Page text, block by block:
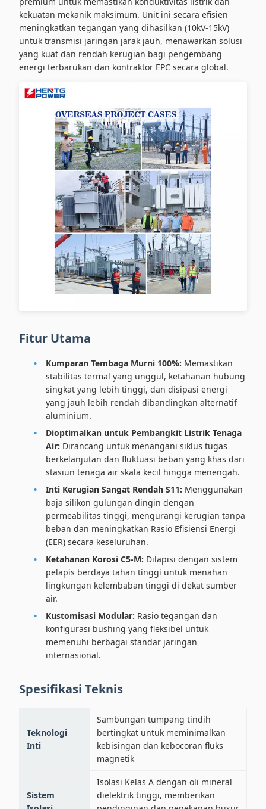
kekuatan mekanik maksimum. Unit ini secara efisien
meningkatkan tegangan yang dihasilkan (10kV-15kV)
untuk transmisi jaringan jarak jauh, menawarkan solusi
yang kuat dan rendah kerugian bagi pengembang
energi terbarukan dan kontraktor EPC secara global.
Fitur Utama
Kumparan Tembaga Murni 100%: Memastikan
stabilitas termal yang unggul, ketahanan hubung
singkat yang lebih tinggi, dan disipasi energi
yang jauh lebih rendah dibandingkan alternatif
aluminium.
Dioptimalkan untuk Pembangkit Listrik Tenaga
Air: Dirancang untuk menangani siklus tugas
berkelanjutan dan fluktuasi beban yang khas dari
stasiun tenaga air skala kecil hingga menengah.
Inti Kerugian Sangat Rendah S11: Menggunakan
baja silikon gulungan dingin dengan
permeabilitas tinggi, mengurangi kerugian tanpa
beban dan meningkatkan Rasio Efisiensi Energi
(EER) secara keseluruhan.
Ketahanan Korosi C5-M: Dilapisi dengan sistem
pelapis berdaya tahan tinggi untuk menahan
lingkungan kelembaban tinggi di dekat sumber
air.
Kustomisasi Modular: Rasio tegangan dan
konfigurasi bushing yang fleksibel untuk
memenuhi berbagai standar jaringan
internasional.
Spesifikasi Teknis
Teknologi
Inti
Sambungan tumpang tindih
bertingkat untuk meminimalkan
kebisingan dan kebocoran fluks
magnetik
Sistem
Isolasi Kelas A dengan oli mineral
dielektrik tinggi, memberikan